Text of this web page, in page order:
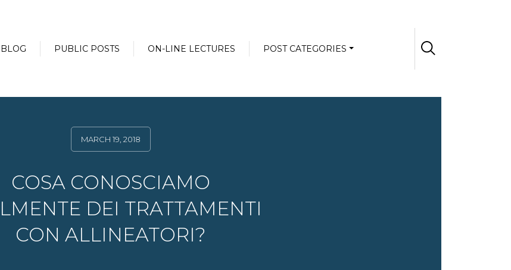
BLOG PUBLIC POSTS ON-LINE LECTURES POST CATEGORIES
MARCH 19, 2018
COSA CONOSCIAMO
DEI TRATTAMENTI
CON ALLINEATORI?